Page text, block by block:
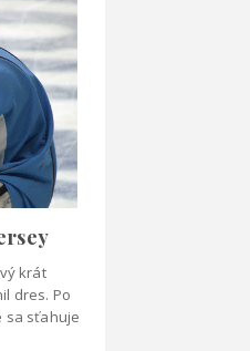
krát
dres. Po
sa sťahuje